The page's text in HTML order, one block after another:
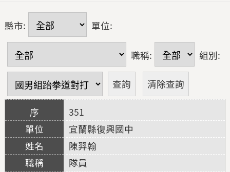
縣市: 單位:
職稱: 組別:
351
宜蘭縣復興國中
陳羿翰
隊員